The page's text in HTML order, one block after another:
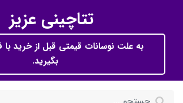
تتاچینی عزیز
به علت نوسانات قیمتی قبل از خرید
بگیرید.